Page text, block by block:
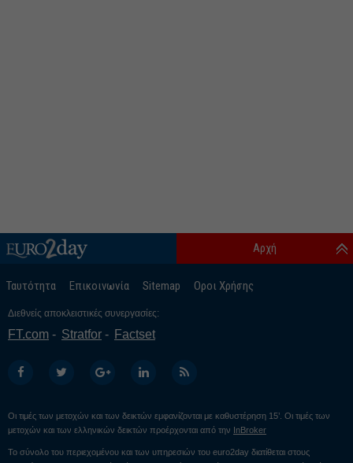
Ταυτότητα Επικοινωνία Sitemap Οροι Χρήσης
Αρχή
Διεθνείς αποκλειστικές συνεργασίες:
FT.com Stratfor Factset
Οι τιμές των μετοχών και των δεικτών εμφανίζονται με καθυστέρηση 15’. Οι τιμές των
μετοχών και των ελληνικών δεικτών προέρχονται από την InBroker
Το σύνολο του περιεχομένου και των υπηρεσιών του euro2day διατίθεται στους